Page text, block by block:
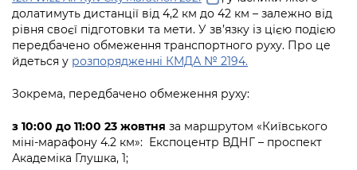
Підприємства, установи, організації
Kyiv International Relations
Річні звіти
Гендерна політика
Безбар'єрність
Портал Захисників та Захисниць
Безбар'єрність
Портал послуг
Міський застосунок Київ Цифровий
Важливе під час воєнного стану
Уряд» – місцевий рівень»
Важливе під час воєнного стану
Про відкриті дані
Портал даних Києва
долатимуть дистанції від 4,2 км до 42 км – залежно від
рівня своєї підготовки та мети. У зв’язку із цією подією
передбачено обмеження транспортного руху. Про це
йдеться у розпорядженні КМДА № 2194.
Зокрема, передбачено обмеження руху:
з 10:00 до 11:00 23 жовтня за маршрутом «Київського
мiні-марафону 4.2 км»: Експоцентр ВДНГ – проспект
Академіка Глушка, 1;